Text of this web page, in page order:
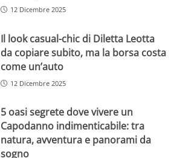
12 Dicembre 2025
Il look casual-chic di Diletta Leotta
da copiare subito, ma la borsa costa
come un’auto
12 Dicembre 2025
5 oasi segrete dove vivere un
Capodanno indimenticabile: tra
natura, avventura e panorami da
sogno